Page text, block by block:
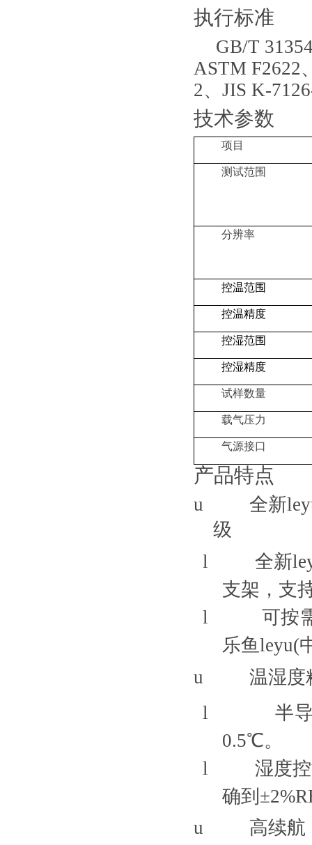
执行标准
GB/T
ASTM F2622
2、JIS K-
技术参数
项目
测试范围
分辨率
控温范围
控温精度
控湿范围
控湿精度
试样数量
载气压力
气源接口
产品特点
u
全新
级
l
全新
支架，支
l
可按
乐鱼leyu(
u
温湿度
l
半
0.5℃。
l
湿度
确到
u
高续航